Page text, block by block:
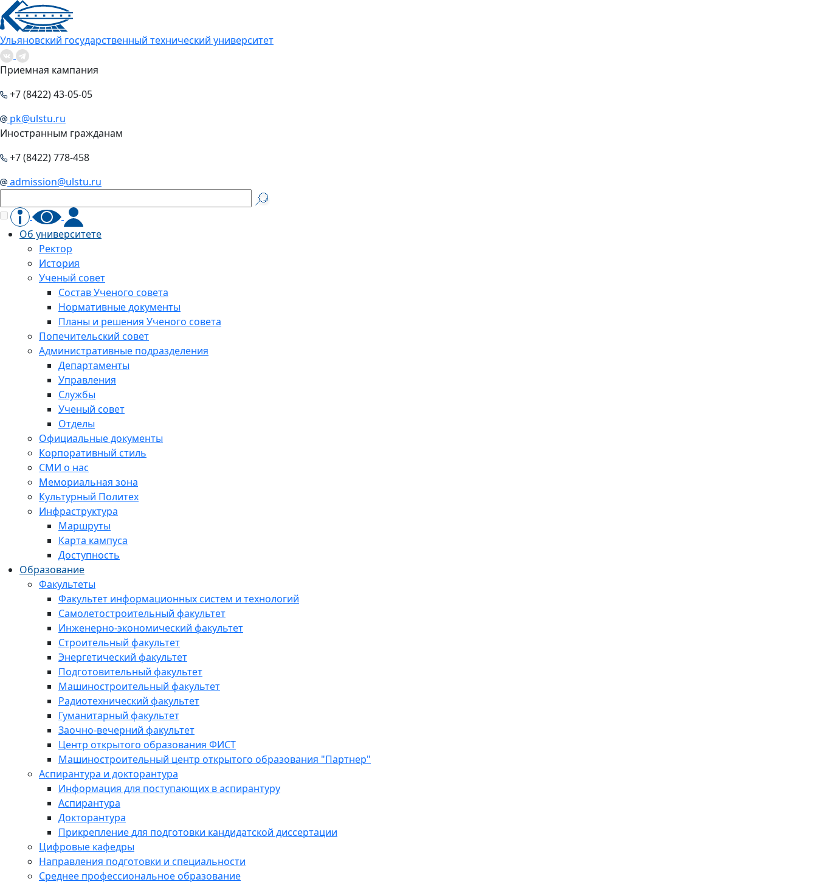
Ульяновский государственный технический университет
Приемная кампания
+7 (8422) 43-05-05
pk@ulstu.ru
Иностранным гражданам
+7 (8422) 778-458
admission@ulstu.ru
Об университете
Ректор
История
Ученый совет
Состав Ученого совета
Нормативные документы
Планы и решения Ученого совета
Попечительский совет
Административные подразделения
Департаменты
Управления
Службы
Ученый совет
Отделы
Официальные документы
Корпоративный стиль
СМИ о нас
Мемориальная зона
Культурный Политех
Инфраструктура
Маршруты
Карта кампуса
Доступность
Образование
Факультеты
Факультет информационных систем и технологий
Самолетостроительный факультет
Инженерно-экономический факультет
Строительный факультет
Энергетический факультет
Подготовительный факультет
Машиностроительный факультет
Радиотехнический факультет
Гуманитарный факультет
Заочно-вечерний факультет
Центр открытого образования ФИСТ
Машиностроительный центр открытого образования "Партнер"
Аспирантура и докторантура
Информация для поступающих в аспирантуру
Аспирантура
Докторантура
Прикрепление для подготовки кандидатской диссертации
Цифровые кафедры
Направления подготовки и специальности
Среднее профессиональное образование